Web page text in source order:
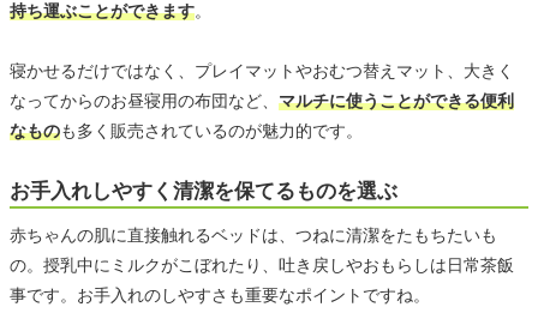
持ち運ぶことができます。
寝かせるだけではなく、プレイマットやおむつ替えマット、大きく
なってからのお昼寝用の布団など、 マルチに使うことができる便利
なものも多く販売されているのが魅力的です。
お手入れしやすく清潔を保てるものを選ぶ
赤ちゃんの肌に直接触れるベッドは、つねに清潔をたもちたいも
の。授乳中にミルクがこぼれたり、吐き戻しやおもらしは日常茶飯
事です。お手入れのしやすさも重要なポイントですね。